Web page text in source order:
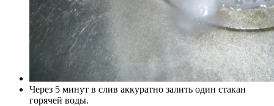
Через 5 минут в слив аккуратно залить один стакан
горячей воды.